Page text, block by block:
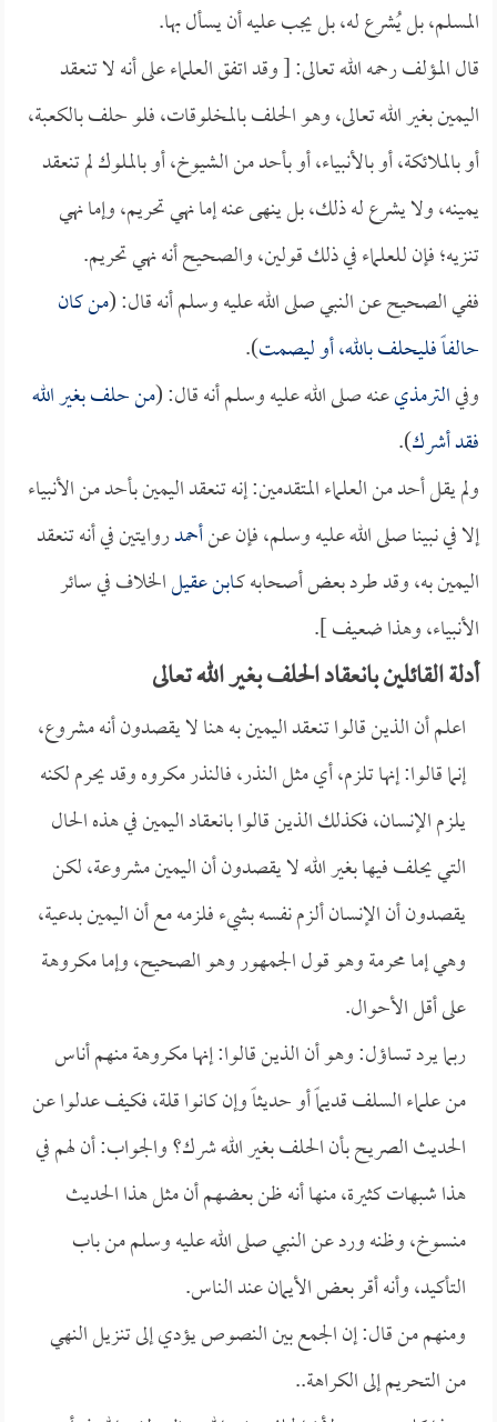
المسلم، بل يُشرع له، بل يجب عليه أن يسأل بها.
قال المؤلف رحمه الله تعالى: [ وقد اتفق العلماء على أنه لا تنعقد
اليمين بغير الله تعالى، وهو الحلف بالمخلوقات، فلو حلف بالكعبة،
أو بالملائكة، أو بالأنبياء، أو بأحد من الشيوخ، أو بالملوك لم تنعقد
يمينه، ولا يشرع له ذلك، بل ينهى عنه إما نهي تحريم، وإما نهي
تنزيه؛ فإن للعلماء في ذلك قولين، والصحيح أنه نهي تحريم.
ففي الصحيح عن النبي صلى الله عليه وسلم أنه قال: (من كان
حالفاً فليحلف بالله، أو ليصمت).
وفيالترمذيعنه صلى الله عليه وسلم أنه قال: (من حلف بغير الله
فقد أشرك).
ولم يقل أحد من العلماء المتقدمين: إنه تنعقد اليمين بأحد من الأنبياء
إلا في نبينا صلى الله عليه وسلم، فإن عنأحمدروايتين في أنه تنعقد
اليمين به، وقد طرد بعض أصحابه كـابن عقيلالخلاف في سائر
الأنبياء، وهذا ضعيف ].
أدلة القائلين بانعقاد الحلف بغير الله تعالى
اعلم أن الذين قالوا تنعقد اليمين به هنا لا يقصدون أنه مشروع،
إنما قالوا: إنها تلزم، أي مثل النذر، فالنذر مكروه وقد يحرم لكنه
يلزم الإنسان، فكذلك الذين قالوا بانعقاد اليمين في هذه الحال
التي يحلف فيها بغير الله لا يقصدون أن اليمين مشروعة، لكن
يقصدون أن الإنسان ألزم نفسه بشيء فلزمه مع أن اليمين بدعية،
وهي إما محرمة وهو قول الجمهور وهو الصحيح، وإما مكروهة
على أقل الأحوال.
ربما يرد تساؤل: وهو أن الذين قالوا: إنها مكروهة منهم أناس
من علماء السلف قديماً أو حديثاً وإن كانوا قلة، فكيف عدلوا عن
الحديث الصريح بأن الحلف بغير الله شرك؟ والجواب: أن لهم في
هذا شبهات كثيرة، منها أنه ظن بعضهم أن مثل هذا الحديث
منسوخ، وظنه ورد عن النبي صلى الله عليه وسلم من باب
التأكيد، وأنه أقر بعض الأيمان عند الناس.
ومنهم من قال: إن الجمع بين النصوص يؤدي إلى تنزيل النهي
من التحريم إلى الكراهة..